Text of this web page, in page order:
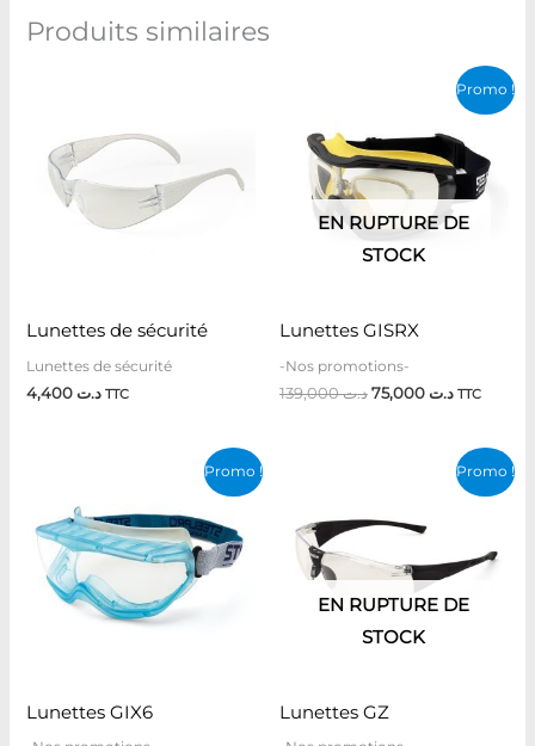
Produits similaires
Lunettes de sécurité
Lunettes de sécurité
د.ت4,400 TTC
Promo !
EN RUPTURE DE
STOCK
Lunettes GISRX
-Nos promotions-
د.ت139,000
était :
د.ت
Le
prix
est :
TTC
Promo !
Lunettes GIX6
était :
د.ت 53,400.
Le
prix
est :
Promo !
EN RUPTURE DE
STOCK
Lunettes GZ
était :
prix